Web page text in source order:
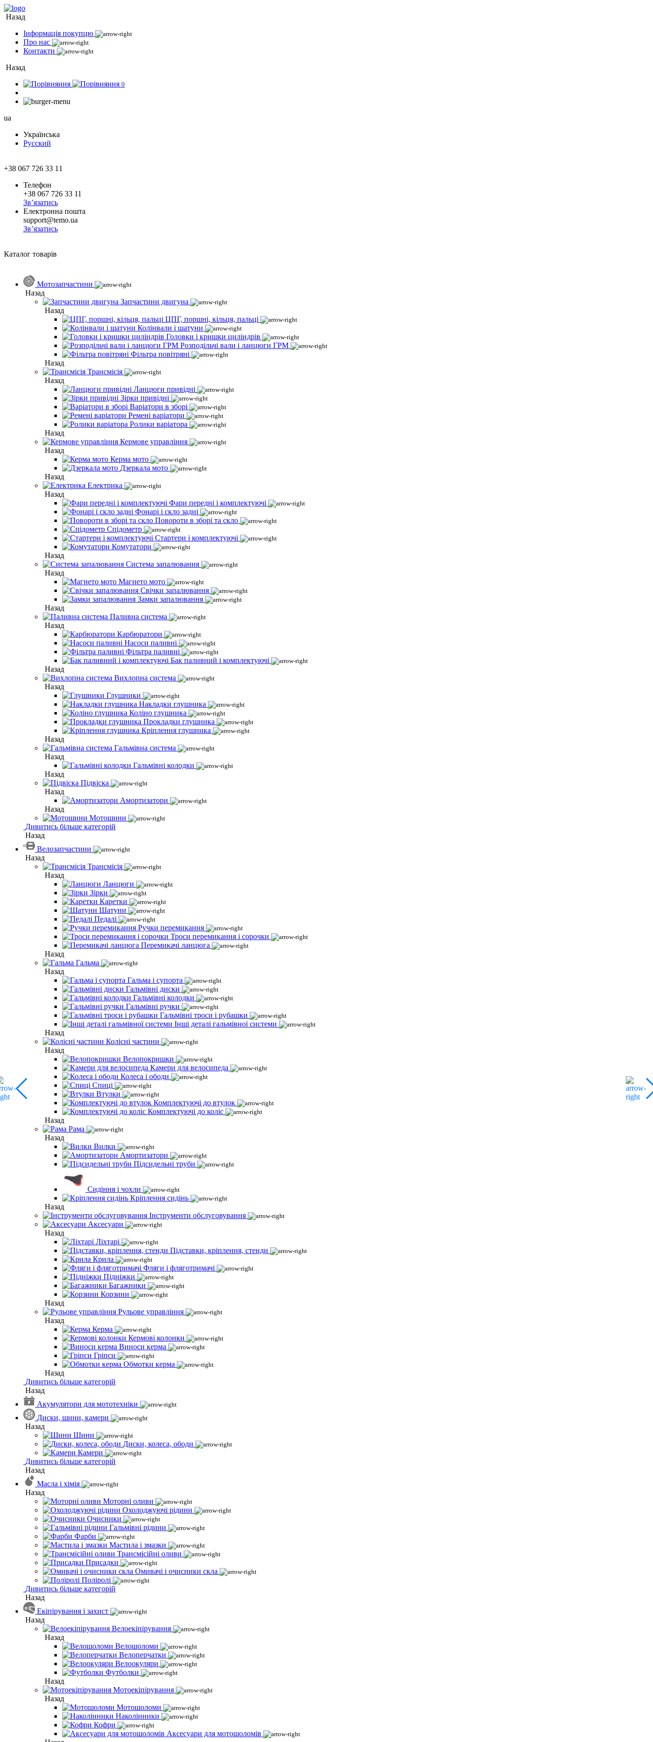
Назад
Інформація покупцю
Про нас
Контакти
Назад
0
ua
Українська
Русский
+38 067 726 33 11
Телефон
+38 067 726 33 11
Зв’язатись
Електронна пошта
support@temo.ua
Зв’язатись
Каталог товарів
Мотозапчастини
Назад
Запчастини двигуна
Назад
ЦПГ, поршні, кільця, пальці
Колінвали і шатуни
Головки і кришки циліндрів
Розподільчі вали і ланцюги ГРМ
Фільтра повітряні
Назад
Трансмісія
Назад
Ланцюги привідні
Зірки привідні
Варіатори в зборі
Ремені варіатори
Ролики варіатора
Назад
Кермове управління
Назад
Керма мото
Дзеркала мото
Назад
Електрика
Назад
Фари передні і комплектуючі
Фонарі і скло задні
Повороти в зборі та скло
Спідометр
Стартери і комплектуючі
Комутатори
Назад
Система запалювання
Назад
Магнето мото
Свічки запалювання
Замки запалювання
Назад
Паливна система
Назад
Карбюратори
Насоси паливні
Фільтра паливні
Бак паливний і комплектуючі
Назад
Вихлопна система
Назад
Глушники
Накладки глушника
Коліно глушника
Прокладки глушника
Кріплення глушника
Назад
Гальмівна система
Назад
Гальмівні колодки
Назад
Підвіска
Назад
Амортизатори
Назад
Мотошини
Дивитись більше категорій
Назад
Велозапчастини
Назад
Трансмісія
Назад
Ланцюги
Зірки
Каретки
Шатуни
Педалі
Ручки перемикання
Троси перемикання і сорочки
Перемикачі ланцюга
Назад
Гальма
Назад
Гальма і супорта
Гальмівні диски
Гальмівні колодки
Гальмівні ручки
Гальмівні троси і рубашки
Інші деталі гальмівної системи
Назад
Колісні частини
Назад
Велопокришки
Камери для велосипеда
Колеса і ободи
Спиці
Втулки
Комплектуючі до втулок
Комплектуючі до коліс
Назад
Рама
Назад
Вилки
Амортизатори
Підсидельні труби
Сидіння і чохли
Кріплення сидінь
Назад
Інструменти обслуговування
Аксесуари
Назад
Ліхтарі
Підставки, кріплення, стенди
Крила
Фляги і фляготримачі
Підніжки
Багажники
Корзини
Назад
Рульове управління
Назад
Керма
Кермові колонки
Виноси керма
Гріпси
Обмотки керма
Назад
Дивитись більше категорій
Назад
Акумулятори для мототехніки
Диски, шини, камери
Назад
Шини
Диски, колеса, ободи
Камери
Дивитись більше категорій
Назад
Масла і хімія
Назад
Моторні оливи
Охолоджуючі рідини
Очисники
Гальмівні рідини
Фарби
Мастила і змазки
Трансмісійні оливи
Присадки
Омивачі і очисники скла
Поліролі
Дивитись більше категорій
Назад
Екіпірування і захист
Назад
Велоекіпірування
Назад
Велошоломи
Велоперчатки
Велоокуляри
Футболки
Назад
Мотоекіпірування
Назад
Мотошоломи
Наколінники
Кофри
Аксесуари для мотошоломів